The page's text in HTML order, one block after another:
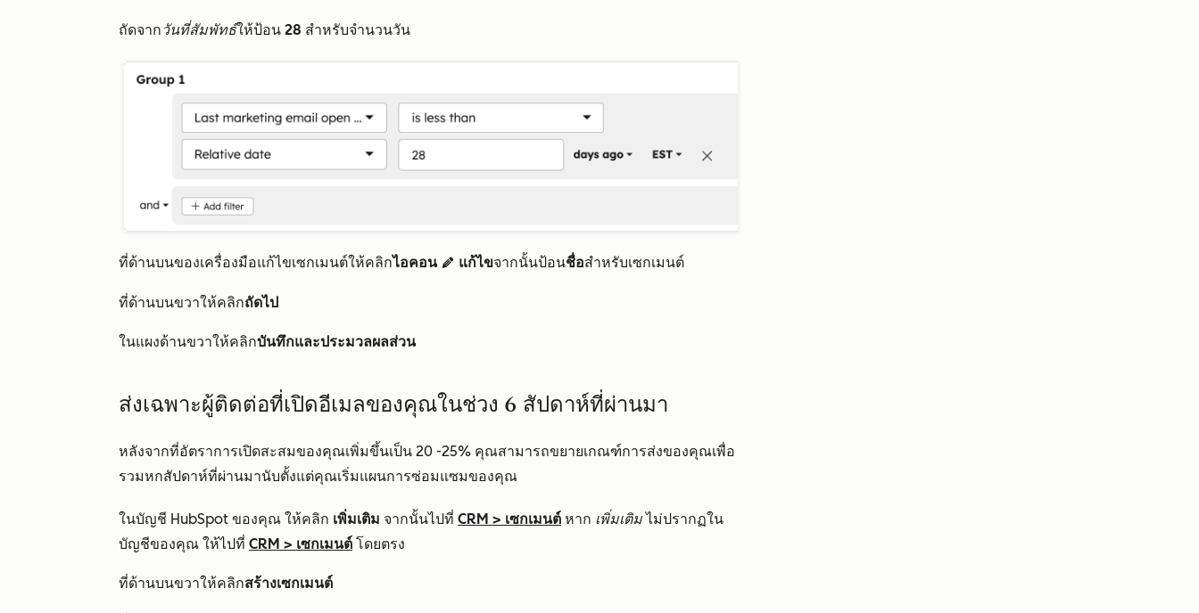
ถัดจากวันที่สัมพัทธ์ให้ป้อน 28 สำหรับจำนวนวัน
ที่ด้านบนของเครื่องมือแก้ไขเซกเมนต์ให้คลิกไอคอน edit แก้ไขจากนั้นป้อนชื่อสำหรับเซกเมนต์
ที่ด้านบนขวาให้คลิกถัดไป
ในแผงด้านขวาให้คลิกบันทึกและประมวลผลส่วน
ส่งเฉพาะผู้ติดต่อที่เปิดอีเมลของคุณในช่วง 6 สัปดาห์ที่ผ่านมา
หลังจากที่อัตราการเปิดสะสมของคุณเพิ่มขึ้นเป็น 20 -25% คุณสามารถขยายเกณฑ์การส่งของคุณเพื่อ
รวมหกสัปดาห์ที่ผ่านมานับตั้งแต่คุณเริ่มแผนการซ่อมแซมของคุณ
ในบัญชี HubSpot ของคุณ ให้คลิก เพิ่มเติม จากนั้นไปที่ CRM > เซกเมนต์ หาก เพิ่มเติมไม่ปรากฏใน
บัญชีของคุณ ให้ไปที่ CRM > เซกเมนต์ โดยตรง
ที่ด้านบนขวาให้คลิกสร้างเซกเมนต์